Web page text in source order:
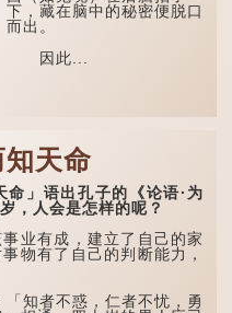
下，藏在脑中的秘密便脱口
而出。
因此...
知天命
」语出孔子的《论语·为
，人会是怎样的呢？
业有成，建立了自己的家
物有了自己的判断能力，
知者不惑，仁者不忧，勇